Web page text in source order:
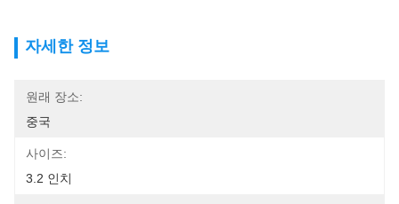
자세한 정보
원래 장소:
중국
사이즈:
3.2 인치